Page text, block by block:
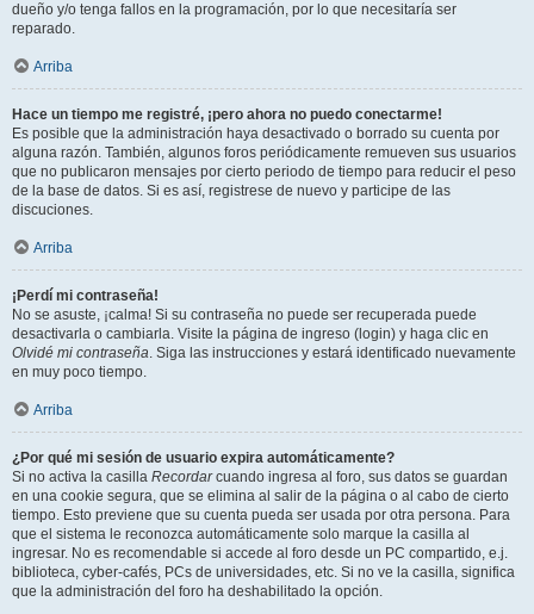
dueño y/o tenga fallos en la programación, por lo que necesitaría ser
reparado.
Arriba
Hace un tiempo me registré, ¡pero ahora no puedo conectarme!
Es posible que la administración haya desactivado o borrado su cuenta por
alguna razón. También, algunos foros periódicamente remueven sus usuarios
que no publicaron mensajes por cierto periodo de tiempo para reducir el peso
de la base de datos. Si es así, registrese de nuevo y participe de las
discuciones.
Arriba
¡Perdí mi contraseña!
No se asuste, ¡calma! Si su contraseña no puede ser recuperada puede
desactivarla o cambiarla. Visite la página de ingreso (login) y haga clic en
Olvidé mi contraseña. Siga las instrucciones y estará identificado nuevamente
en muy poco tiempo.
Arriba
¿Por qué mi sesión de usuario expira automáticamente?
Si no activa la casilla Recordarcuando ingresa al foro, sus datos se guardan
en una cookie segura, que se elimina al salir de la página o al cabo de cierto
tiempo. Esto previene que su cuenta pueda ser usada por otra persona. Para
que el sistema le reconozca automáticamente solo marque la casilla al
ingresar. No es recomendable si accede al foro desde un PC compartido, e.j.
biblioteca, cyber-cafés, PCs de universidades, etc. Si no ve la casilla, significa
que la administración del foro ha deshabilitado la opción.